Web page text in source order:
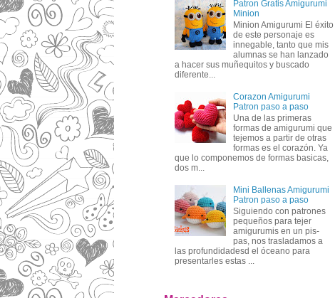
Patron Gratis Amigurumi
Minion
Minion Amigurumi El éxito
de este personaje es
innegable, tanto que mis
alumnas se han lanzado
a hacer sus muñequitos y buscado
diferente...
Corazon Amigurumi
Patron paso a paso
Una de las primeras
formas de amigurumi que
tejemos a partir de otras
formas es el corazón. Ya
que lo componemos de formas basicas,
dos m...
Mini Ballenas Amigurumi
Patron paso a paso
Siguiendo con patrones
pequeños para tejer
amigurumis en un pis-
pas, nos trasladamos a
las profundidadesd el óceano para
presentarles estas ...